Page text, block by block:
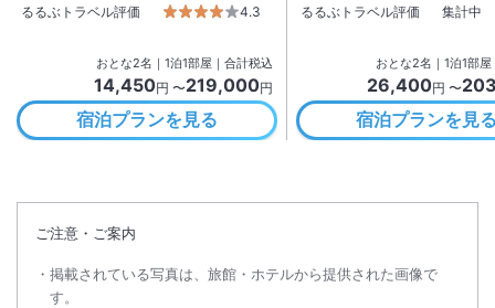
るるぶトラベル評価
4.3
おとな2名 ｜ 1泊1部屋｜合計税込
14,450円 〜219,000円
宿泊プランを見る
るるぶトラベル評価
集計中
おとな2名 ｜ 1泊1部屋
26,400円 〜
宿泊プランを見
ご注意・ご案内
掲載されている写真は、旅館・ホテルから提供された画像で
す。